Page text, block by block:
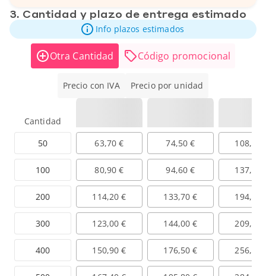
3. Cantidad y plazo de entrega estimado
Info plazos estimados
Otra Cantidad Código promocional
Precio con IVA Precio por unidad
Cantidad
50
100
200
300
400
63,70 € 74,50 € 108,20
80,90 € 94,60 € 137,50
114,20 € 133,70 € 194,20
123,00 € 144,00 € 209,20
150,90 € 176,50 € 256,50